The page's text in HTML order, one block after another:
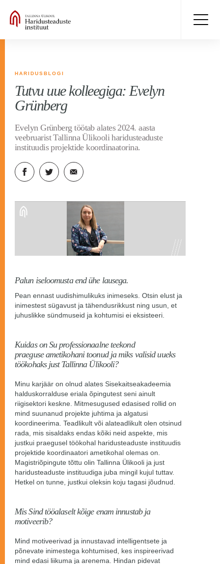
HARIDUSBLOGI
Tutvu uue kolleegiga: Evelyn
Grünberg
Evelyn Grünberg töötab alates 2024. aasta
veebruarist Tallinna Ülikooli haridusteaduste
instituudis projektide koordinaatorina.
Palun iseloomusta end ühe lausega.
Pean ennast uudishimulikuks inimeseks. Otsin elust ja
inimestest sügavust ja tähendusrikkust ning usun, et
juhuslikke sündmuseid ja kohtumisi ei eksisteeri.
Kuidas on Su professionaalne teekond
praeguse ametikohani toonud ja miks valisid uueks
töökohaks just Tallinna Ülikooli?
Minu karjäär on olnud alates Sisekaitseakadeemia
halduskorralduse eriala õpingutest seni ainult
riigisektori keskne. Mitmesugused edasised rollid on
mind suunanud projekte juhtima ja algatusi
koordineerima. Teadlikult või alateadlikult olen otsinud
rada, mis sisaldaks endas kõiki neid aspekte, mis
justkui praegusel töökohal haridusteaduste instituudis
projektide koordinaatori ametikohal olemas on.
Magistriõpingute tõttu olin Tallinna Ülikooli ja just
haridusteaduste instituudiga juba mingil kujul tuttav.
Hetkel on tunne, justkui oleksin koju tagasi jõudnud.
Mis Sind tööalaselt kõige enam innustab ja
motiveerib?
Mind motiveerivad ja innustavad intelligentsete ja
põnevate inimestega kohtumised, kes inspireerivad
mind edasi liikuma ja arenema. Hindan pidevat